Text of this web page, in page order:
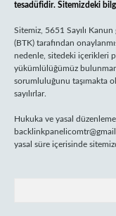
tesadüfidir. Sitemizdeki
Sitemiz, 5651 Sayılı
(BTK) tarafından
nedenle, sitedeki içerikleri
yükümlülüğümüz
sorumluluğunu taşımakta
sayılırlar.
Hukuka ve yasal
yasal süre içerisinde